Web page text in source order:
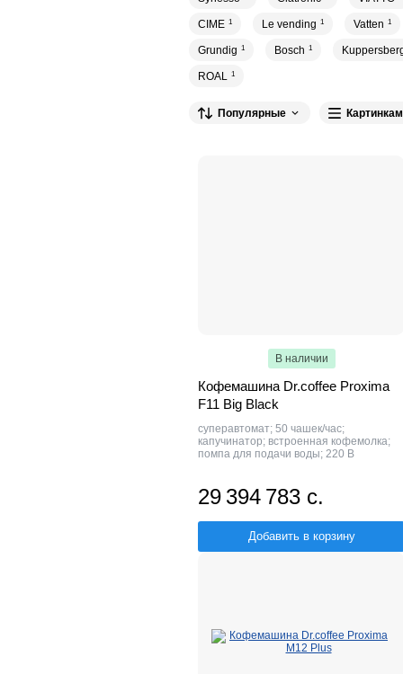
CIME 1 Le vending 1 Vatten 1
Grundig 1 Bosch 1
ROAL 1
Популярные
В наличии
Кофемашина Dr.coffee Proxima
F11 Big Black
суперавтомат; 50 чашек/час;
капучинатор; встроенная кофемолка;
помпа для подачи воды; 220 В
29 394 783 с.
Добавить в корзину